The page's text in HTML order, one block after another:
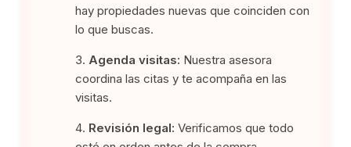
hay propiedades nuevas que coinciden con
lo que buscas.
Agenda visitas: Nuestra asesora
coordina las citas y te acompaña en las
visitas.
Revisión legal: Verificamos que todo